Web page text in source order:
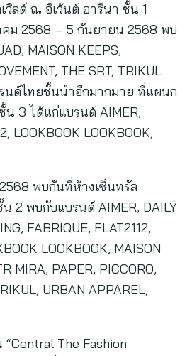
วิลด์ ณ อีเว้นต์ อารีนา ชั้น 1
ม 2568 – 5 กันยายน 2568 พบ
MAISON KEEPS,
THE SRT, TRIKUL
รนด์ไทยชั้นนำอีกมากมาย ที่แผนก
3 ได้แก่แบรนด์ AIMER,
LOOKBOOK LOOKBOOK,
พบกันที่ห้างเซ็นทรัล
2 พบกับแบรนด์ AIMER, DAILY
FABRIQUE, FLAT2112,
LOOKBOOK, MAISON
MIRA, PAPER, PICCORO,
URBAN APPAREL,
The Fashion